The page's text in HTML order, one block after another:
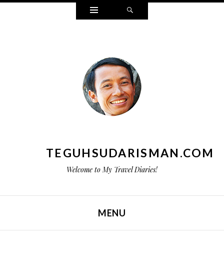
Widgets
TEGUHSUDARISMAN.COM
Welcome to My Travel Diaries!
MENU